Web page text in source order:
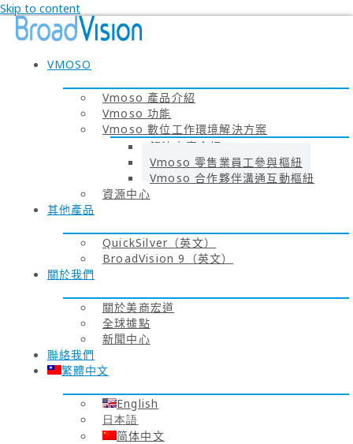
Skip to content
VMOSO
Vmoso 產品介紹
Vmoso 功能
Vmoso 數位工作環境解決方案
解決方案介紹
Vmoso 零售業員工參與樞紐
Vmoso 合作夥伴溝通互動樞紐
資源中心
其他產品
QuickSilver（英文）
BroadVision 9（英文）
關於我們
關於美商宏道
全球據點
新聞中心
聯絡我們
繁體中文
English
日本語
简体中文